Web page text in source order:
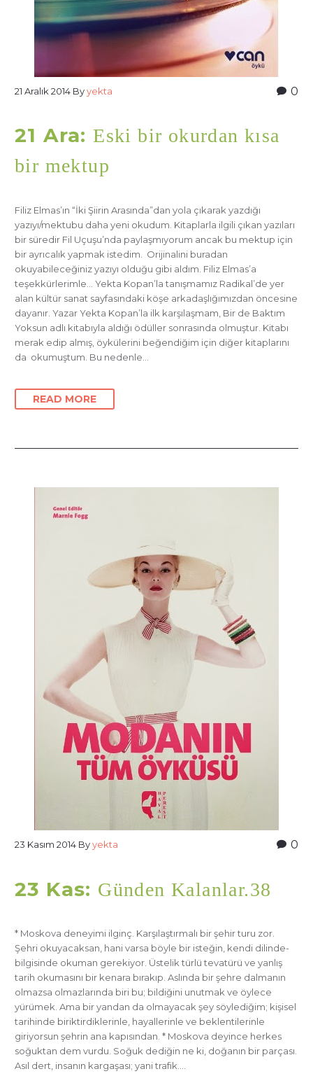
0
21 Aralık 2014 Byyekta
21 Ara:Eski bir okurdan kısa
bir mektup
Filiz Elmas’ın “İki Şiirin Arasında”dan yola çıkarak yazdığı
yazıyı/mektubu daha yeni okudum. Kitaplarla ilgili çıkan yazıları
bir süredir Fil Uçuşu’nda paylaşmıyorum ancak bu mektup için
bir ayrıcalık yapmak istedim. Orijinalini buradan
okuyabileceğiniz yazıyı olduğu gibi aldım. Filiz Elmas’a
teşekkürlerimle… Yekta Kopan’la tanışmamız Radikal’de yer
alan kültür sanat sayfasındaki köşe arkadaşlığımızdan öncesine
dayanır. Yazar Yekta Kopan’la ilk karşılaşmam, Bir de Baktım
Yoksun adlı kitabıyla aldığı ödüller sonrasında olmuştur. Kitabı
merak edip almış, öykülerini beğendiğim için diğer kitaplarını
da okumuştum. Bu nedenle…
READ MORE
0
23 Kasım 2014 Byyekta
23 Kas: Günden Kalanlar.38
* Moskova deneyimi ilginç. Karşılaştırmalı bir şehir turu zor.
Şehri okuyacaksan, hani varsa böyle bir isteğin, kendi dilinde-
bilgisinde okuman gerekiyor. Üstelik türlü tevatürü ve yanlış
tarih okumasını bir kenara bırakıp. Aslında bir şehre dalmanın
olmazsa olmazlarında biri bu; bildiğini unutmak ve öylece
yürümek. Ama bir yandan da olmayacak şey söylediğim; kişisel
tarihinde biriktirdiklerinle, hayallerinle ve beklentilerinle
giriyorsun şehrin ana kapısından. * Moskova deyince herkes
soğuktan dem vurdu. Soğuk dediğin ne ki, doğanın bir parçası.
Asıl dert, insanın kargaşası; yani trafik….